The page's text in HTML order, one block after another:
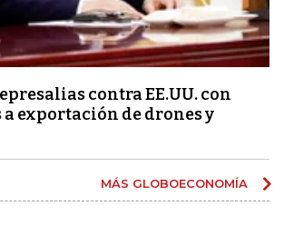
contra EE.UU. con
exportación de drones y
MÁS GLOBOECONOMÍA